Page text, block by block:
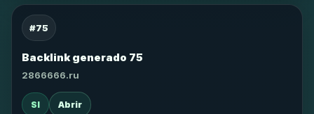
#75
Backlink generado 75
2866666.ru
SI Abrir